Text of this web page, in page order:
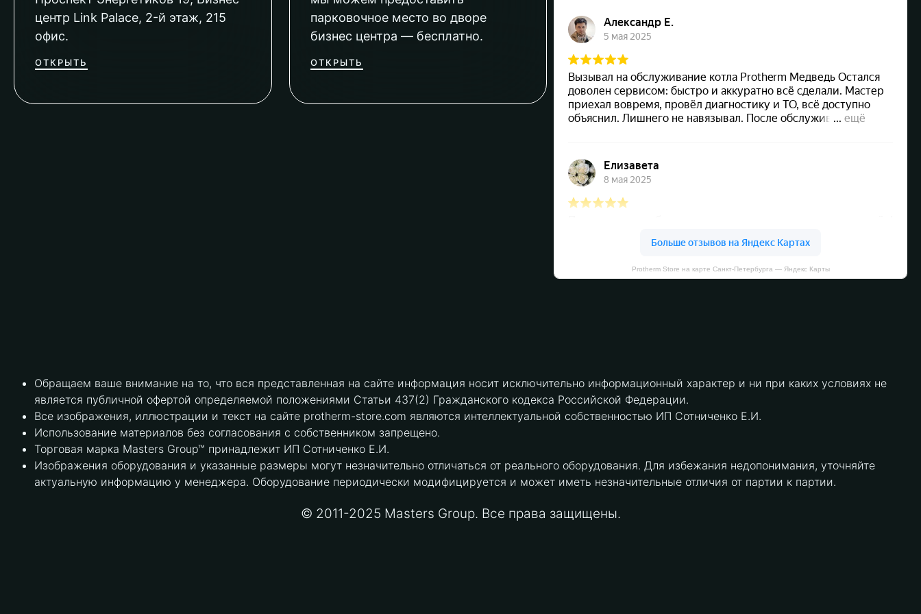
центр Link Palace, 2-й этаж, 215
офис.
ОТКРЫТЬ
парковочное место во дворе
бизнес центра — бесплатно.
ОТКРЫТЬ
Protherm Store на карте Санкт‑Петербурга — Яндекс Карты
Обращаем ваше внимание на то, что вся представленная на сайте информация носит исключительно информационный характер и ни при каких условиях не
является публичной офертой определяемой положениями Статьи 437(2) Гражданского кодекса Российской Федерации.
Все изображения, иллюстрации и текст на сайте protherm-store.com являются интеллектуальной собственностью ИП Сотниченко Е.И.
Использование материалов без согласования с собственником запрещено.
Торговая марка Masters Group™ принадлежит ИП Сотниченко Е.И.
Изображения оборудования и указанные размеры могут незначительно отличаться от реального оборудования. Для избежания недопонимания, уточняйте
актуальную информацию у менеджера. Оборудование периодически модифицируется и может иметь незначительные отличия от партии к партии.
© 2011-2025 Masters Group. Все права защищены.